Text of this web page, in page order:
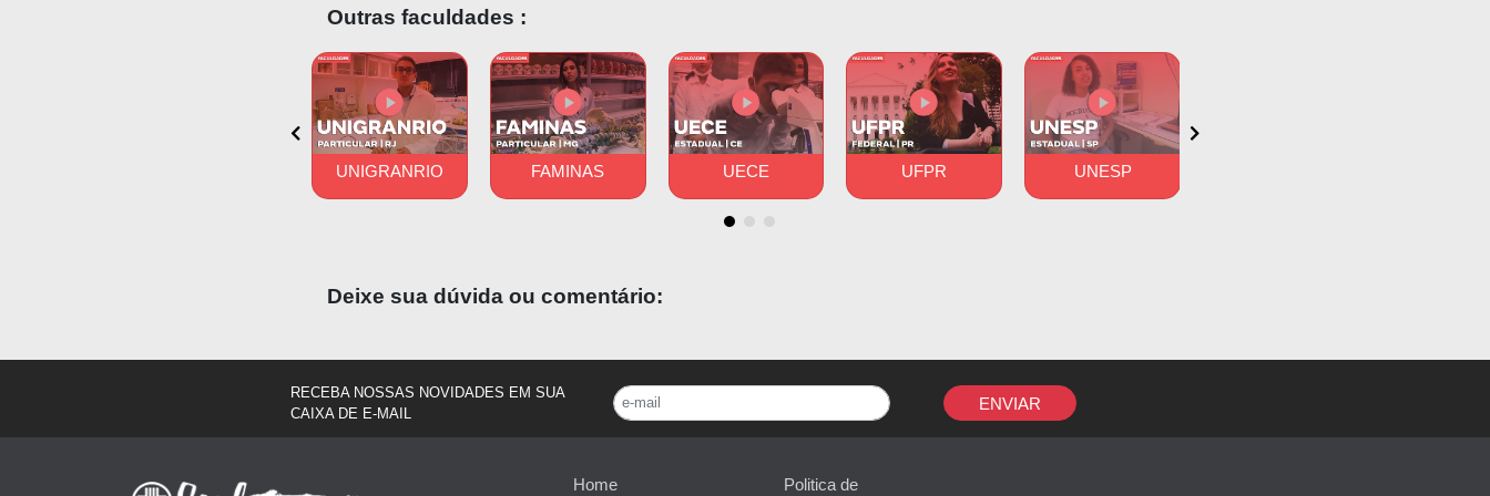
os estudantes e fornecem hospedagem. Além disso, a Faculdade tem convênio com
países como Portugal, Espanha e Austrália.
Outras faculdades :
UNIGRANRIO FAMINAS UECE UFPR UNESP
Deixe sua dúvida ou comentário:
RECEBA NOSSAS NOVIDADES EM SUA
CAIXA DE E-MAIL
ENVIAR
Home Politica de